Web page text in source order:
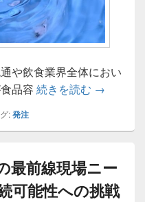
や飲食業界全体におい
品容 続きを読む 食品容器
→
:発注
最前線現場ニー
可能性への挑戦